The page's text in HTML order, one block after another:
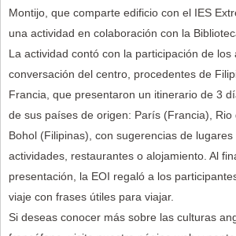
Montijo, que comparte edificio con el IES
una actividad en colaboración con la
La actividad contó con la participación de los
conversación del centro, procedentes de
Francia, que presentaron un itinerario de 3
de sus países de origen: París (Francia), Rio
Bohol (Filipinas), con sugerencias de lugares
actividades, restaurantes o alojamiento. Al
presentación, la EOI regaló a los
viaje con frases útiles para viajar.
Si deseas conocer más sobre las culturas